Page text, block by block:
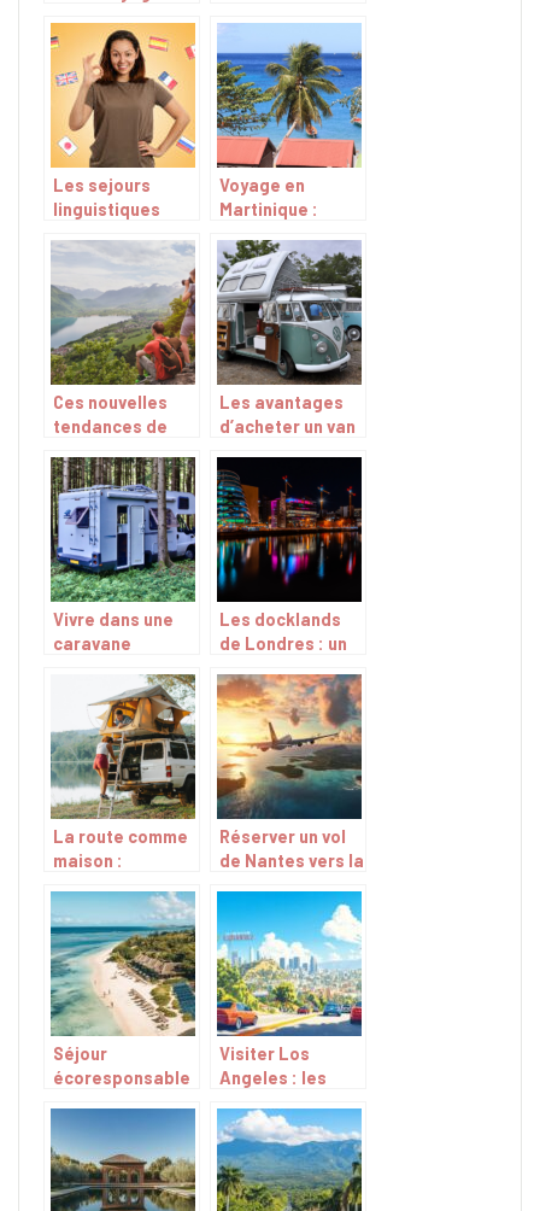
de la liberte ?
Les sejours
linguistiques
adolescents :
une experience
hautement
enrichissante
Voyage en
Martinique :
choisir ?
Ces nouvelles
tendances de
feront vivre une
aventure unique
Les avantages
d’acheter un van
Vivre dans une
caravane
nouvelle
tendance qui
seduit les
Francais
Les docklands
de Londres : un
a decouvrir
La route comme
maison :
monde en
camping-car
Réserver un vol
de Nantes vers la
profiter des
meilleures
offres
Séjour
écoresponsable
plages, nature et
respect de
l’environnement
Visiter Los
Angeles : les
avec ou sans
voiture ! De
Hollywood à
Santa Monica